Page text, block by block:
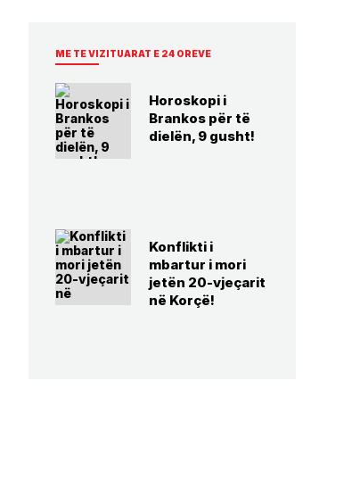
ME TE VIZITUARAT E 24 OREVE
Horoskopi i
Brankos për të
dielën, 9 gusht!
Konflikti i
mbartur i mori
jetën 20-vjeçarit
në Korçë!